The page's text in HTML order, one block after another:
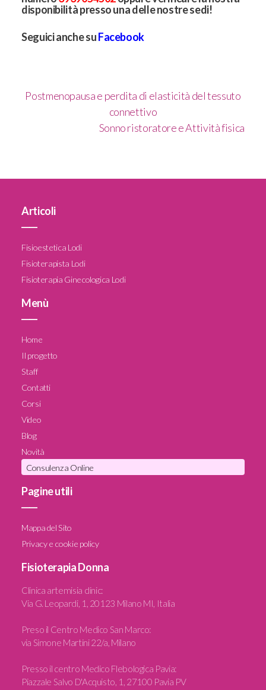
disponibilità pressouna delle nostre sedi!
Seguici anche suFacebook
Postmenopausa e perdita di elasticità del tessuto
connettivo
Sonno ristoratore e Attività fisica
Articoli
Fisioestetica Lodi
Fisioterapista Lodi
Fisioterapia Ginecologica Lodi
Menù
Home
Il progetto
Staff
Contatti
Corsi
Video
Blog
Novità
Consulenza Online
Pagine utili
Mappa del Sito
Privacy e cookie policy
Fisioterapia Donna
Clinica artemisia clinic:
Via G. Leopardi, 1, 20123 Milano MI, Italia
Preso il Centro Medico San Marco:
via Simone Martini 22/a, Milano
Presso il centro Medico Flebologica Pavia:
Piazzale Salvo D'Acquisto, 1, 27100 Pavia PV